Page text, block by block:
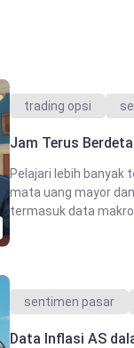
trading opsi
Jam Terus
Pelajari lebih banyak
mata uang mayor
termasuk data
sentimen pasar
Data Inflasi AS